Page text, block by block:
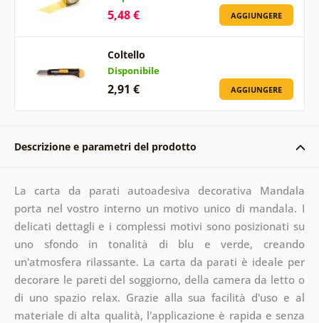
5,48 € AGGIUNGERE
Coltello
Disponibile
2,91 € AGGIUNGERE
Descrizione e parametri del prodotto
La carta da parati autoadesiva decorativa Mandala
porta nel vostro interno un motivo unico di mandala. I
delicati dettagli e i complessi motivi sono posizionati su
uno sfondo in tonalità di blu e verde, creando
un'atmosfera rilassante. La carta da parati è ideale per
decorare le pareti del soggiorno, della camera da letto o
di uno spazio relax. Grazie alla sua facilità d'uso e al
materiale di alta qualità, l'applicazione è rapida e senza